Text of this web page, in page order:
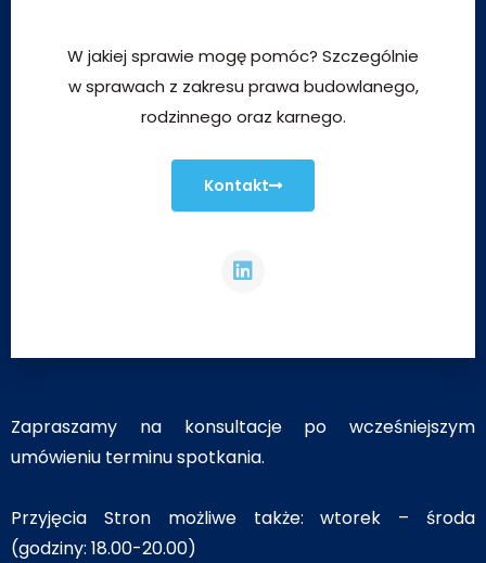
W jakiej sprawie mogę pomóc? Szczególnie
w sprawach z zakresu prawa budowlanego,
rodzinnego oraz karnego.
Kontakt
Zapraszamy na konsultacje po wcześniejszym
umówieniu terminu spotkania.
Przyjęcia Stron możliwe także: wtorek – środa
(godziny: 18.00-20.00)